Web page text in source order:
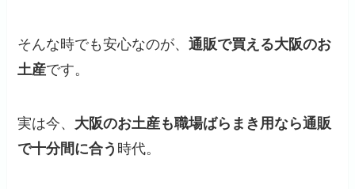
そんな時でも安心なのが、通販で買える大阪のお
土産です。
実は今、 大阪のお土産も職場ばらまき用なら通販
で十分間に合う 時代。